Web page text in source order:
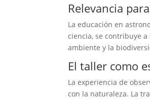
Relevancia
La educación en
ciencia, se contribuye
ambiente y la
El taller como
La experiencia de
con la naturaleza. La